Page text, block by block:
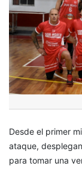
Desde el primer
ataque,
para tomar una